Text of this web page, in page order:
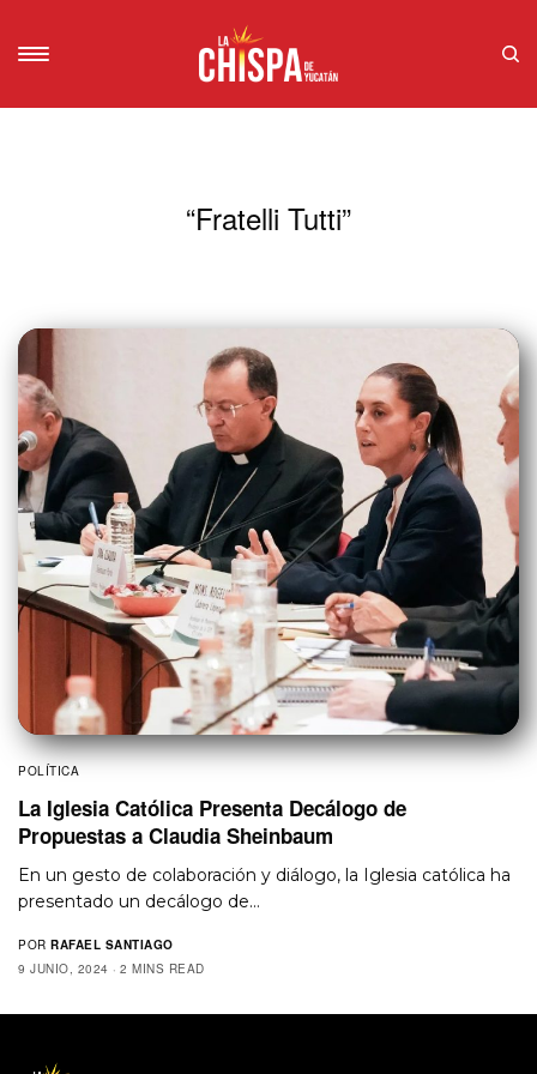
“Fratelli Tutti”
POLÍTICA
La Iglesia Católica Presenta Decálogo de
Propuestas a Claudia Sheinbaum
En un gesto de colaboración y diálogo, la Iglesia católica ha
presentado un decálogo de…
POR RAFAEL SANTIAGO
9 JUNIO, 2024
2 MINS READ